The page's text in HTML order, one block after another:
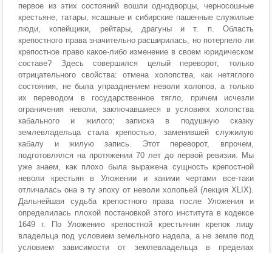
первое из этих состояний вошли однодворцы, черносошные
крестьяне, татары, ясашные и сибирские пашенные служилые
люди, копейщики, рейтары, драгуны и т. п. Область
крепостного права значительно расширилась, но потерпело ли
крепостное право какое-либо изменение в своем юридическом
составе? Здесь совершился целый переворот, только
отрицательного свойства: отмена холопства, как нетяглого
состояния, не была упразднением неволи холопов, а только
их переводом в государственное тягло, причем исчезли
ограничения неволи, заключавшиеся в условиях холопства
кабального и жилого; записка в подушную сказку
землевладельца стала крепостью, заменившей служилую
кабалу и жилую запись. Этот переворот, впрочем,
подготовлялся на протяжении 70 лет до первой ревизии. Мы
уже знаем, как плохо была выражена сущность крепостной
неволи крестьян в Уложении и какими чертами все-таки
отличалась она в ту эпоху от неволи холопьей (лекция XLIX).
Дальнейшая судьба крепостного права после Уложения и
определилась плохой постановкой этого института в кодексе
1649 г. По Уложению крепостной крестьянин крепок лицу
владельца под условием земельного надела, а не земле под
условием зависимости от землевладельца в пределах